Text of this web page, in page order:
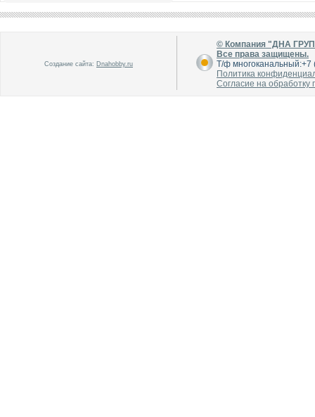
Создание сайта: Dnahobby.ru
© Компания "ДНА
Все права защищены.
Т/ф
Политика
Согласие на